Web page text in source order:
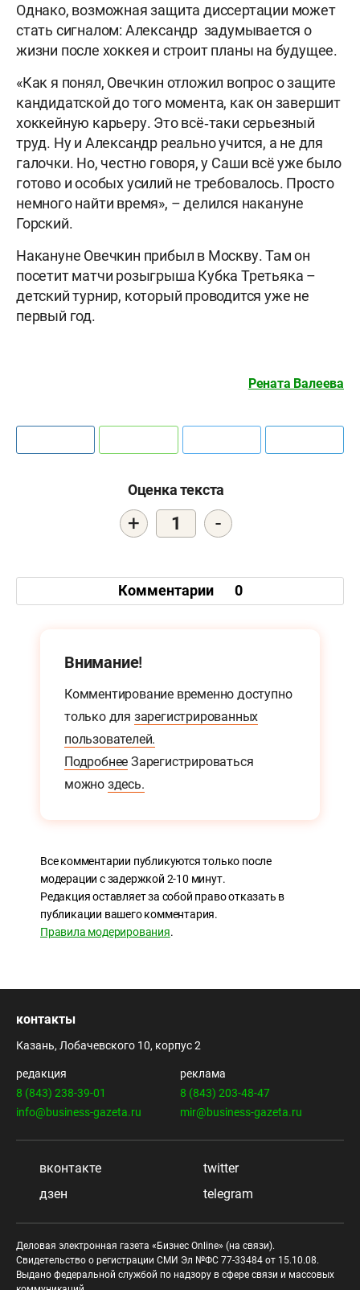
Однако, возможная защита диссертации может
стать сигналом: Александр задумывается о
жизни после хоккея и строит планы на будущее.
«Как я понял, Овечкин отложил вопрос о защите
кандидатской до того момента, как он завершит
хоккейную карьеру. Это всё‑таки серьезный
труд. Ну и Александр реально учится, а не для
галочки. Но, честно говоря, у Саши всё уже было
готово и особых усилий не требовалось. Просто
немного найти время», – делился накануне
Горский.
Накануне Овечкин прибыл в Москву. Там он
посетит матчи розыгрыша Кубка Третьяка –
детский турнир, который проводится уже не
первый год.
Рената Валеева
Оценка текста
+ 1 -
Комментарии 0
Внимание!
Комментирование временно доступно
только для зарегистрированных
пользователей.
Подробнее Зарегистрироваться
можно здесь.
Все комментарии публикуются только после
модерации с задержкой 2-10 минут.
Редакция оставляет за собой право отказать в
публикации вашего комментария.
Правила модерирования.
контакты
Казань, Лобачевского 10, корпус 2
редакция
8 (843) 238-39-01
info@business-gazeta.ru
реклама
8 (843) 203-48-47
mir@business-gazeta.ru
вконтакте
twitter
дзен
telegram
Деловая электронная газета «Бизнес Online» (на связи).
Свидетельство о регистрации СМИ Эл №ФС 77-33484 от 15.10.08.
Выдано федеральной службой по надзору в сфере связи и массовых